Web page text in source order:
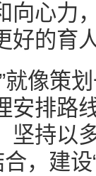
向心力
好的育
就像策
安排路
持以
，建